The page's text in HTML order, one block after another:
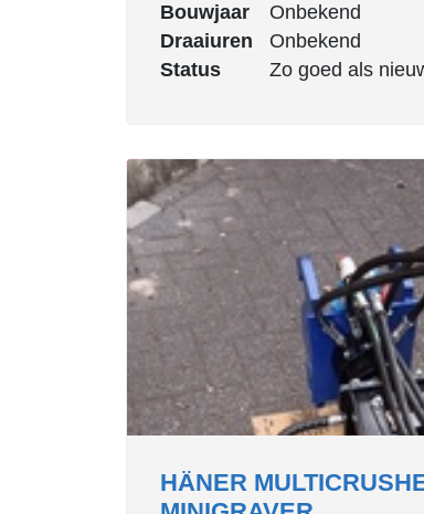
Bouwjaar
Onbekend
Draaiuren
Onbekend
Status
Zo goed als
HÄNER